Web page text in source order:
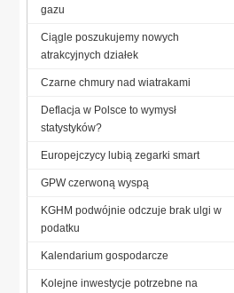
gazu
Ciągle poszukujemy nowych
atrakcyjnych działek
Czarne chmury nad wiatrakami
Deflacja w Polsce to wymysł
statystyków?
Europejczycy lubią zegarki smart
GPW czerwoną wyspą
KGHM podwójnie odczuje brak ulgi w
podatku
Kalendarium gospodarcze
Kolejne inwestycje potrzebne na